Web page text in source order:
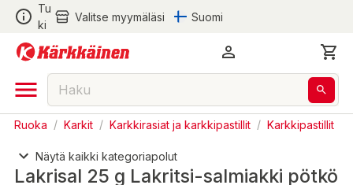
Tu
ki
Valitse myymäläsi Suomi
Ruoka / Karkit / Karkkirasiat ja karkkipastillit / Karkkipastillit
Näytä kaikki kategoriapolut
Lakrisal 25 g Lakritsi-salmiakki pötkö